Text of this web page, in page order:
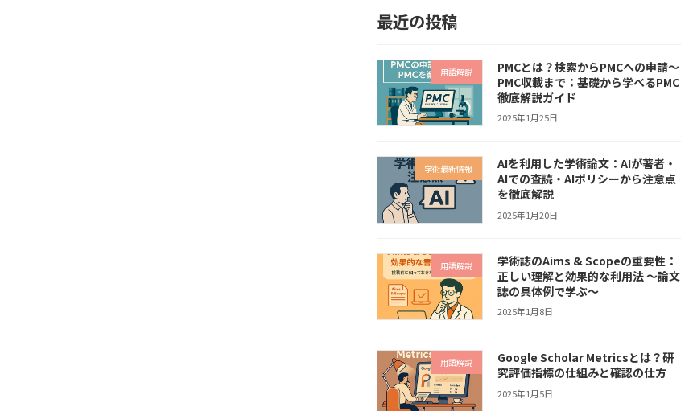
最近の投稿
用語解説
PMCとは？検索からPMCへの申請～
PMC収載まで：基礎から学べるPMC
徹底解説ガイド
2025年1月25日
学術最新情報
AIを利用した学術論文：AIが著者・
AIでの査読・AIポリシーから注意点
を徹底解説
2025年1月20日
用語解説
学術誌のAims & Scopeの重要性：
正しい理解と効果的な利用法 〜論文
誌の具体例で学ぶ〜
2025年1月8日
用語解説
Google Scholar Metricsとは？研
究評価指標の仕組みと確認の仕方
2025年1月5日